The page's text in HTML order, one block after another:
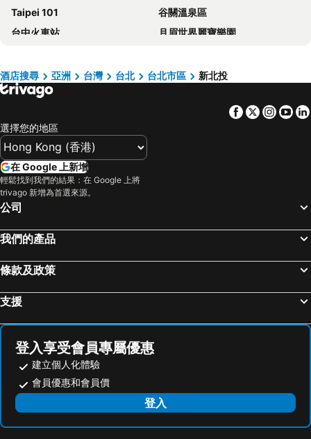
台北花園大酒店
Solaria Nisitetsu Hotel Taipei Ximen
Hotel Papa Whale
Hyatt Place New Taipei City Xinzhuang
Hotel Puri Taipei Station Branch
Hub Hotel - Taipei Songshan Airport
台北福華大飯店
Roaders Plus Hotel Taipei Station
柯達大飯店台北一店
捷絲旅-西門町館
新驛旅店台北車站二館
明日大飯店
台北美侖大飯店
Beauty Hotels Taipei - Hotel B7
Hotel Fun - Linsen
台北大倉久和大飯店
沃田旅店
台北北投雅樂軒酒店
大地酒店
Empire Hotel
Taipei 101
谷關溫泉區
台中火車站
月眉世界麗寶樂園
大安區
逢甲夜市
六福村主題遊樂園
台中烏日高鐵站
烏來溫泉
捷運中山站
大安森林公園
台中一中商圈
內湖區
士林夜市
桃園火車站
九份
宜蘭礁溪溫泉公園
饒河街觀光夜市
萬華區
新北投
捷運忠孝新生站
新竹火車站
台北市立動物園
酒店搜尋 亞洲 台灣 台北 台北市區 新北投
Facebook
Twitter
選擇您的地區
在 Google 上新增
輕鬆找到我們的結果：在 Google 上將
trivago 新增為首選來源。
公司
我們的產品
條款及政策
支援
登入享受會員專屬優惠
建立個人化體驗
會員優惠和會員價
登入